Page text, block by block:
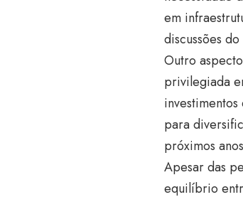
em
discussões
Outro
privilegiada
para
próximos
Apesar das
equilíbrio